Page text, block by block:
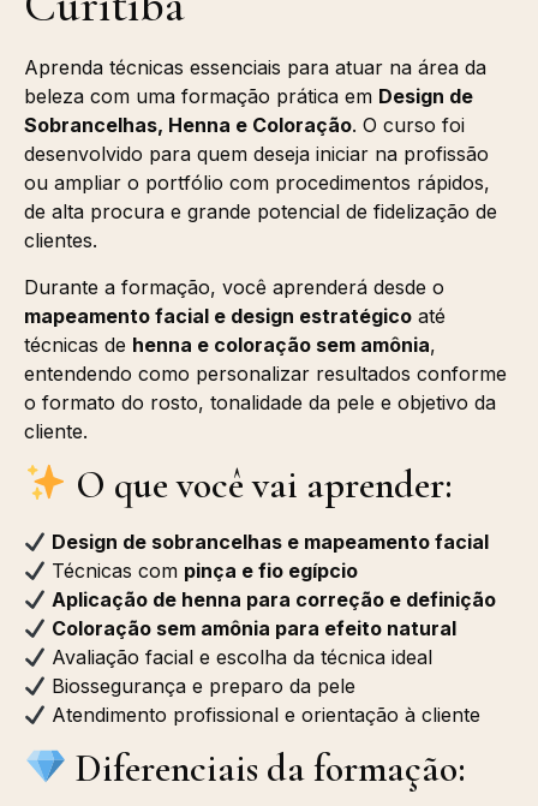
Aprenda técnicas essenciais para atuar na área da
beleza com uma formação prática em Design de
Sobrancelhas, Henna e Coloração. O curso foi
desenvolvido para quem deseja iniciar na profissão
ou ampliar o portfólio com procedimentos rápidos,
de alta procura e grande potencial de fidelização de
clientes.
Durante a formação, você aprenderá desde o
mapeamento facial e design estratégico até
técnicas de henna e coloração sem amônia,
entendendo como personalizar resultados conforme
o formato do rosto, tonalidade da pele e objetivo da
cliente.
O que você vai aprender:
Design de sobrancelhas e mapeamento facial
Técnicas com pinça e fio egípcio
Aplicação de henna para correção e definição
Coloração sem amônia para efeito natural
Avaliação facial e escolha da técnica ideal
Biossegurança e preparo da pele
Atendimento profissional e orientação à cliente
Diferenciais da formação: